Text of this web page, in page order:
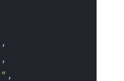
,
,
,